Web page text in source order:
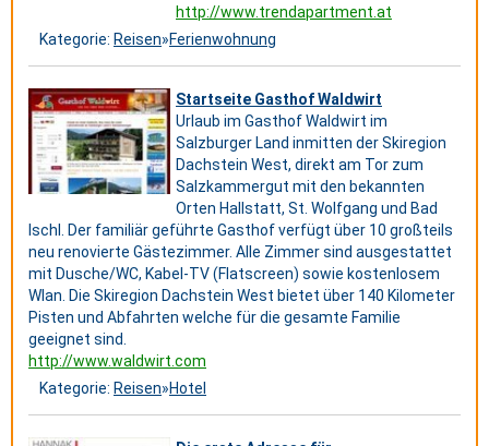
http://www.trendapartment.at
Kategorie: Reisen»Ferienwohnung
Startseite Gasthof Waldwirt
Urlaub im Gasthof Waldwirt im
Salzburger Land inmitten der Skiregion
Dachstein West, direkt am Tor zum
Salzkammergut mit den bekannten
Orten Hallstatt, St. Wolfgang und Bad
Ischl. Der familiär geführte Gasthof verfügt über 10 großteils
neu renovierte Gästezimmer. Alle Zimmer sind ausgestattet
mit Dusche/WC, Kabel-TV (Flatscreen) sowie kostenlosem
Wlan. Die Skiregion Dachstein West bietet über 140 Kilometer
Pisten und Abfahrten welche für die gesamte Familie
geeignet sind.
http://www.waldwirt.com
Kategorie: Reisen»Hotel